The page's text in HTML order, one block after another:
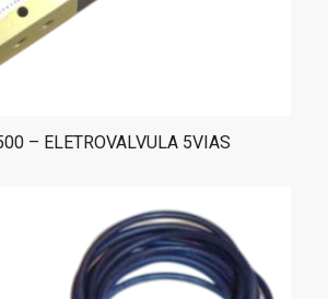
– ELETROVALVULA 5VIAS